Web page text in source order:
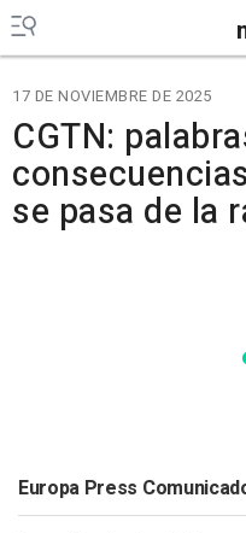
17 DE NOVIEMBRE DE 2025
CGTN:
se pasa de la
Europa Press